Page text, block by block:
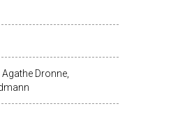
Dronne,